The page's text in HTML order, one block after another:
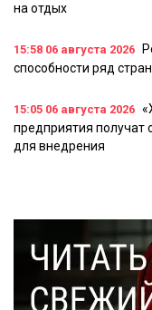
на отдых
15:58 06 августа 2026
способности ряд
15:05 06 августа 2026
предприятия получат
для внедрения